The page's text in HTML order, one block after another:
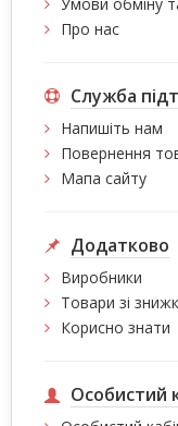
Про нас
Служба
Напишіть нам
Повернення
Мапа сайту
Додатково
Виробники
Товари зі
Корисно знати
Особистий